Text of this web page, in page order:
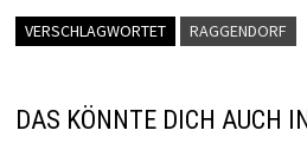
VERSCHLAGWORTET RAGGENDORF
DAS KÖNNTE DICH AUCH